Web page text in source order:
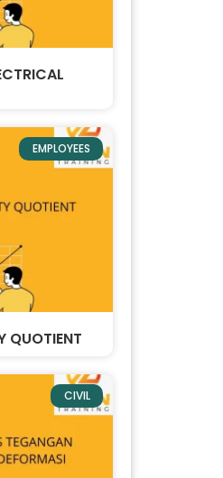
EMPLOYEES
QUOTIENT
CIVIL